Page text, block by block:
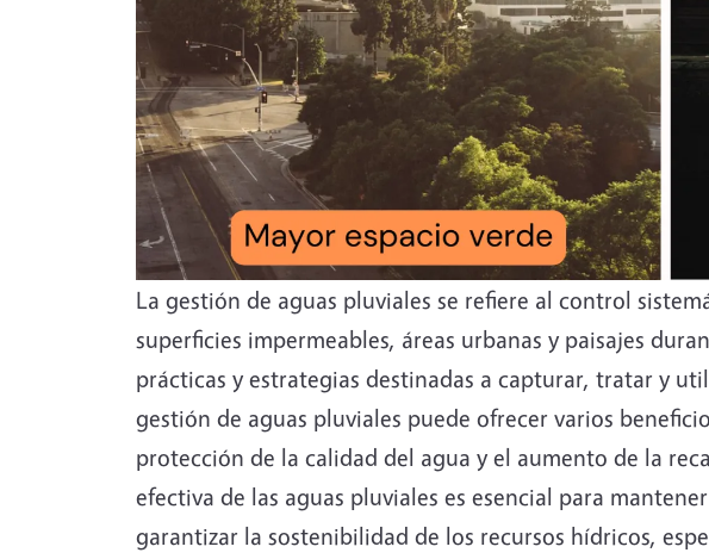
La gestión de aguas pluviales se refiere al control
superficies impermeables, áreas urbanas y paisajes
prácticas y estrategias destinadas a capturar, tratar y
gestión de aguas pluviales puede ofrecer varios
protección de la calidad del agua y el aumento de la
efectiva de las aguas pluviales es esencial para
garantizar la sostenibilidad de los recursos hídricos,